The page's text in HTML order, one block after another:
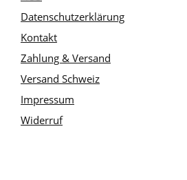
Datenschutzerklärung
Kontakt
Zahlung & Versand
Versand Schweiz
Impressum
Widerruf